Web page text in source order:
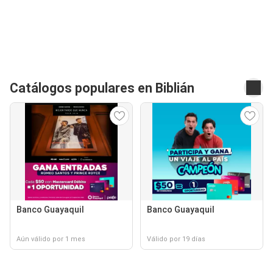
Catálogos populares en Biblián
Banco Guayaquil
Aún válido por 1 mes
Banco Guayaquil
Válido por 19 días